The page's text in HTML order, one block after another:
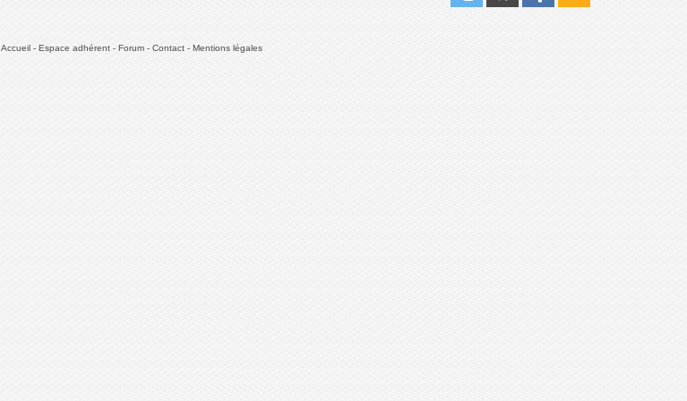
Accueil - Espace adhérent - Forum - Contact - Mentions légales